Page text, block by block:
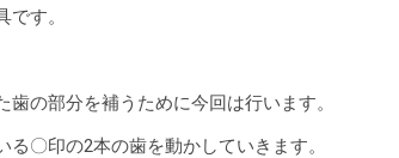
す。
歯の部分を補うために今回は行います。
〇印の2本の歯を動かしていきます。